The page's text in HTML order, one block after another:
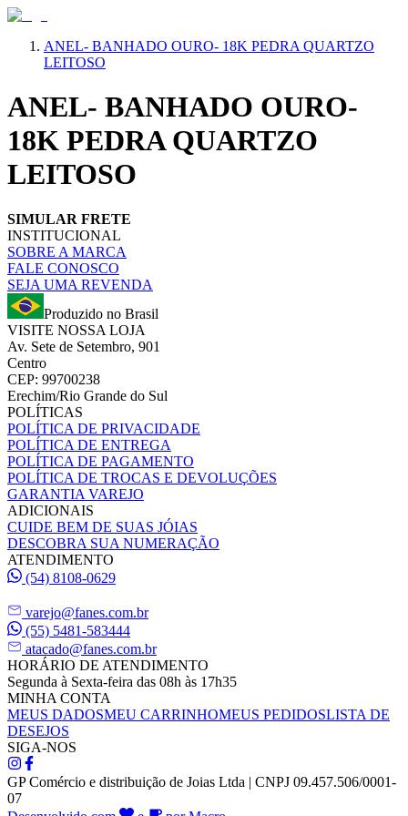
ANEL- BANHADO OURO- 18K PEDRA QUARTZO
LEITOSO
ANEL- BANHADO OURO-
18K PEDRA QUARTZO
LEITOSO
SIMULAR FRETE
INSTITUCIONAL
SOBRE A MARCA
FALE CONOSCO
SEJA UMA REVENDA
Produzido no Brasil
VISITE NOSSA LOJA
Av. Sete de Setembro, 901
Centro
CEP: 99700238
Erechim/Rio Grande do Sul
POLÍTICAS
POLÍTICA DE PRIVACIDADE
POLÍTICA DE ENTREGA
POLÍTICA DE PAGAMENTO
POLÍTICA DE TROCAS E DEVOLUÇÕES
GARANTIA VAREJO
ADICIONAIS
CUIDE BEM DE SUAS JÓIAS
DESCOBRA SUA NUMERAÇÃO
ATENDIMENTO
(54) 8108-0629
varejo@fanes.com.br
(55) 5481-583444
atacado@fanes.com.br
HORÁRIO DE ATENDIMENTO
Segunda à Sexta-feira das 08h às 17h35
MINHA CONTA
MEUS DADOSMEU CARRINHOMEUS PEDIDOSLISTA DE
DESEJOS
SIGA-NOS
GP Comércio e distribuição de Joias Ltda | CNPJ 09.457.506/0001-
07